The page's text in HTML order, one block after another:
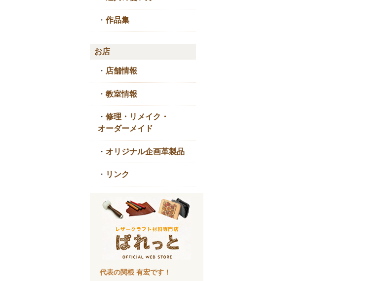
・ 作品集
お店
・ 店舗情報
・ 教室情報
・ 修理・リメイク・
オーダーメイド
・ オリジナル企画革製品
・ リンク
代表の関根 有宏です！